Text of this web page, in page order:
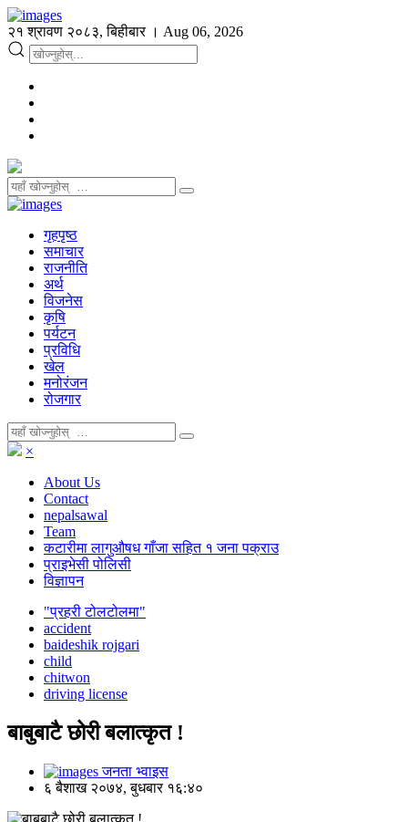
२१ श्रावण २०८३, बिहीबार । Aug 06, 2026
गृहपृष्ठ
समाचार
राजनीति
अर्थ
विजनेस
कृषि
पर्यटन
प्रविधि
खेल
मनोरंजन
रोजगार
×
About Us
Contact
nepalsawal
Team
कटारीमा लागुऔषध गाँजा सहित १ जना पक्राउ
प्राइभेसी पोलिसी
विज्ञापन
"प्रहरी टोलटोलमा"
accident
baideshik rojgari
child
chitwon
driving license
बाबुबाटै छोरी बलात्कृत !
जनता भ्वाइस
६ बैशाख २०७४, बुधबार १६:४०